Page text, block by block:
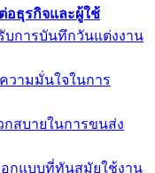
อธุรกิจและผู้ใช้
บการบันทึกวันแต่งงาน
วามมั่นใจในการ
สบายในการขนส่ง
กแบบที่ทันสมัยใช้งาน